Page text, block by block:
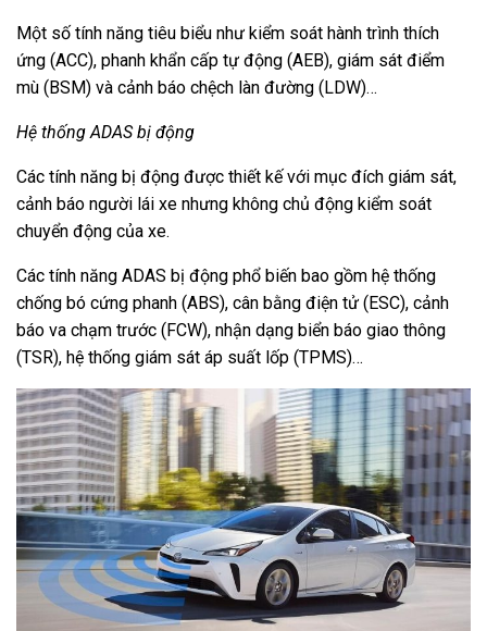
Một số tính năng tiêu biểu như kiểm soát hành trình thích
ứng (ACC), phanh khẩn cấp tự động (AEB), giám sát điểm
mù (BSM) và cảnh báo chệch làn đường (LDW)…
Hệ thống ADAS bị động
Các tính năng bị động được thiết kế với mục đích giám sát,
cảnh báo người lái xe nhưng không chủ động kiểm soát
chuyển động của xe.
Các tính năng ADAS bị động phổ biến bao gồm hệ thống
chống bó cứng phanh (ABS), cân bằng điện tử (ESC), cảnh
báo va chạm trước (FCW), nhận dạng biển báo giao thông
(TSR), hệ thống giám sát áp suất lốp (TPMS)…